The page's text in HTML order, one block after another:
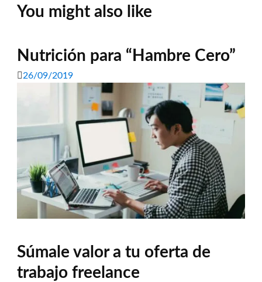
You might also like
Nutrición para “Hambre Cero”
26/09/2019
Súmale valor a tu oferta de
trabajo freelance